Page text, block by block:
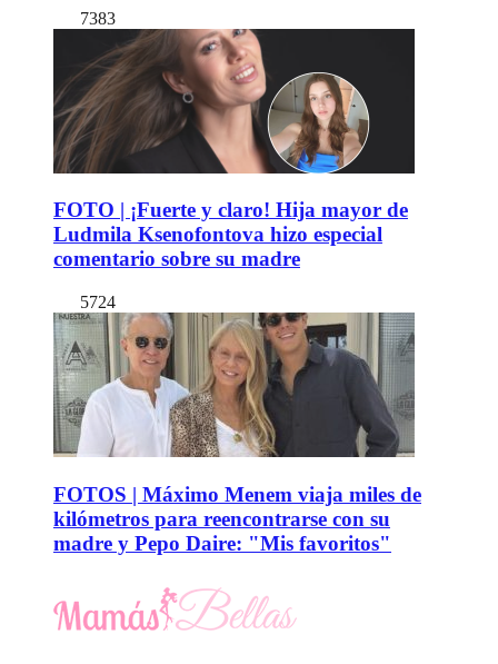
7383
FOTO | ¡Fuerte y claro! Hija mayor de
Ludmila Ksenofontova hizo especial
comentario sobre su madre
5724
FOTOS | Máximo Menem viaja miles de
kilómetros para reencontrarse con su
madre y Pepo Daire: "Mis favoritos"